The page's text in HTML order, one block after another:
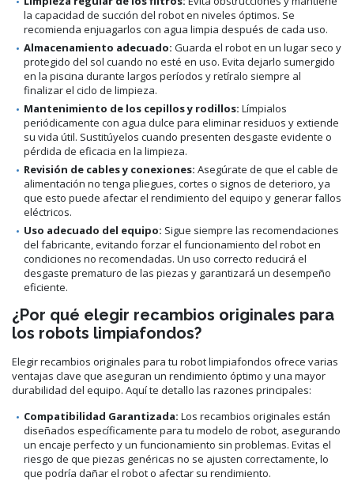
la capacidad de succión del robot en niveles óptimos. Se
recomienda enjuagarlos con agua limpia después de cada uso.
Almacenamiento adecuado: Guarda el robot en un lugar seco y
protegido del sol cuando no esté en uso. Evita dejarlo sumergido
en la piscina durante largos períodos y retíralo siempre al
finalizar el ciclo de limpieza.
Mantenimiento de los cepillos y rodillos: Límpialos
periódicamente con agua dulce para eliminar residuos y extiende
su vida útil. Sustitúyelos cuando presenten desgaste evidente o
pérdida de eficacia en la limpieza.
Revisión de cables y conexiones: Asegúrate de que el cable de
alimentación no tenga pliegues, cortes o signos de deterioro, ya
que esto puede afectar el rendimiento del equipo y generar fallos
eléctricos.
Uso adecuado del equipo: Sigue siempre las recomendaciones
del fabricante, evitando forzar el funcionamiento del robot en
condiciones no recomendadas. Un uso correcto reducirá el
desgaste prematuro de las piezas y garantizará un desempeño
eficiente.
¿Por qué elegir recambios originales para
los robots limpiafondos?
Elegir recambios originales para tu robot limpiafondos ofrece varias
ventajas clave que aseguran un rendimiento óptimo y una mayor
durabilidad del equipo. Aquí te detallo las razones principales:
Compatibilidad Garantizada: Los recambios originales están
diseñados específicamente para tu modelo de robot, asegurando
un encaje perfecto y un funcionamiento sin problemas. Evitas el
riesgo de que piezas genéricas no se ajusten correctamente, lo
que podría dañar el robot o afectar su rendimiento.